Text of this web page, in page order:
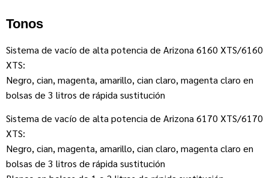
Tonos
Sistema de vacío de alta potencia de Arizona 6160 XTS/6160
XTS:
Negro, cian, magenta, amarillo, cian claro, magenta claro en
bolsas de 3 litros de rápida sustitución
Sistema de vacío de alta potencia de Arizona 6170 XTS/6170
XTS:
Negro, cian, magenta, amarillo, cian claro, magenta claro en
bolsas de 3 litros de rápida sustitución